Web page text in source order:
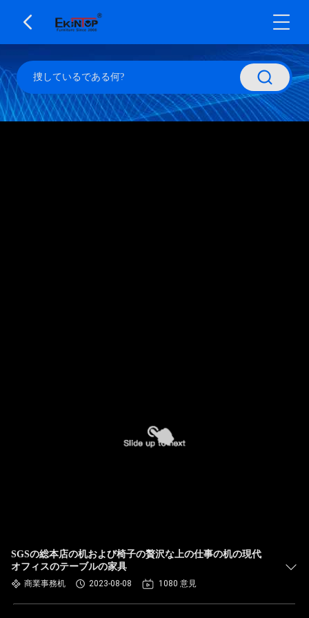
SGSの総本店の机および椅子の贅沢な上の仕事の机の現代
オフィスのテーブルの家具
商業事務机 2023-08-08 1080 意見